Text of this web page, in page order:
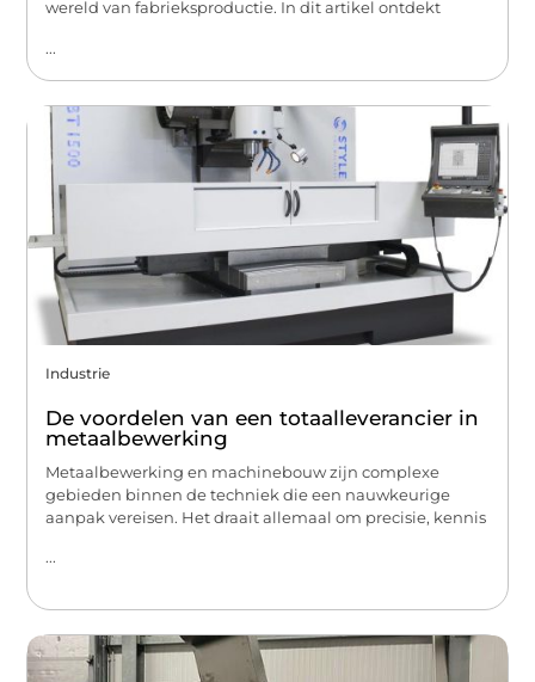
wereld van fabrieksproductie. In dit artikel ontdekt
...
Industrie
De voordelen van een totaalleverancier in
metaalbewerking
Metaalbewerking en machinebouw zijn complexe
gebieden binnen de techniek die een nauwkeurige
aanpak vereisen. Het draait allemaal om precisie, kennis
...